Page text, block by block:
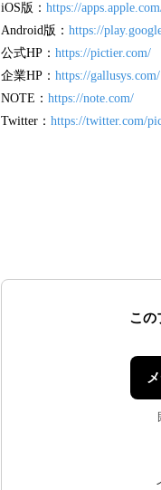
iOS版： https://
Android版： https://
公式HP： https://pictier.com/
企業HP： https://gallusys.com/
NOTE： https://note.com/
Twitter： https://twitter.com/
この